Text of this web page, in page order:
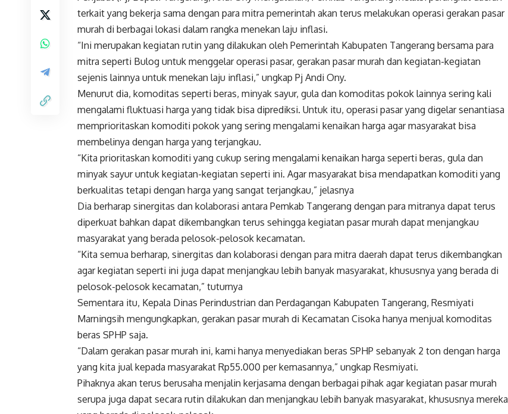
terkait yang bekerja sama dengan para mitra pemerintah akan terus melakukan operasi gerakan pasar
murah di berbagai lokasi dalam rangka menekan laju inflasi.
“Ini merupakan kegiatan rutin yang dilakukan oleh Pemerintah Kabupaten Tangerang bersama para
mitra seperti Bulog untuk menggelar operasi pasar, gerakan pasar murah dan kegiatan-kegiatan
sejenis lainnya untuk menekan laju inflasi,” ungkap Pj Andi Ony.
Menurut dia, komoditas seperti beras, minyak sayur, gula dan komoditas pokok lainnya sering kali
mengalami fluktuasi harga yang tidak bisa diprediksi. Untuk itu, operasi pasar yang digelar senantiasa
memprioritaskan komoditi pokok yang sering mengalami kenaikan harga agar masyarakat bisa
membelinya dengan harga yang terjangkau.
“Kita prioritaskan komoditi yang cukup sering mengalami kenaikan harga seperti beras, gula dan
minyak sayur untuk kegiatan-kegiatan seperti ini. Agar masyarakat bisa mendapatkan komoditi yang
berkualitas tetapi dengan harga yang sangat terjangkau,” jelasnya
Dia berharap sinergitas dan kolaborasi antara Pemkab Tangerang dengan para mitranya dapat terus
diperkuat bahkan dapat dikembangkan terus sehingga kegiatan pasar murah dapat menjangkau
masyarakat yang berada pelosok-pelosok kecamatan.
“Kita semua berharap, sinergitas dan kolaborasi dengan para mitra daerah dapat terus dikembangkan
agar kegiatan seperti ini juga dapat menjangkau lebih banyak masyarakat, khususnya yang berada di
pelosok-pelosok kecamatan,” tuturnya
Sementara itu, Kepala Dinas Perindustrian dan Perdagangan Kabupaten Tangerang, Resmiyati
Marningsih mengungkapkan, gerakan pasar murah di Kecamatan Cisoka hanya menjual komoditas
beras SPHP saja.
“Dalam gerakan pasar murah ini, kami hanya menyediakan beras SPHP sebanyak 2 ton dengan harga
yang kita jual kepada masyarakat Rp55.000 per kemasannya,” ungkap Resmiyati.
Pihaknya akan terus berusaha menjalin kerjasama dengan berbagai pihak agar kegiatan pasar murah
serupa juga dapat secara rutin dilakukan dan menjangkau lebih banyak masyarakat, khususnya mereka